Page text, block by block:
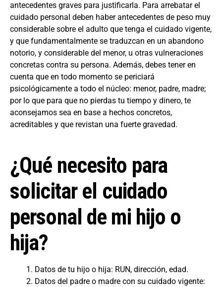
antecedentes graves para justificarla. Para arrebatar el
cuidado personal deben haber antecedentes de peso muy
considerable sobre el adulto que tenga el cuidado vigente,
y que fundamentalmente se traduzcan en un abandono
notorio, y considerable del menor, u otras vulneraciones
concretas contra su persona. Además, debes tener en
cuenta que en todo momento se periciará
psicológicamente a todo el núcleo: menor, padre, madre;
por lo que para que no pierdas tu tiempo y dinero, te
aconsejamos sea en base a hechos concretos,
acreditables y que revistan una fuerte gravedad.
¿Qué necesito para
solicitar el cuidado
personal de mi hijo o
hija?
Datos de tu hijo o hija: RUN, dirección, edad.
Datos del padre o madre con su cuidado vigente: